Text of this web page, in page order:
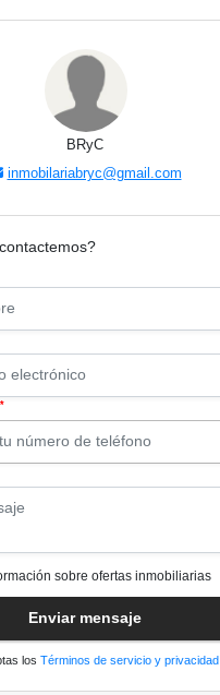
BRyC
inmobilariabryc@gmail.com
*
sobre ofertas inmobiliarias
Enviar mensaje
los Términos de servicio y privacidad